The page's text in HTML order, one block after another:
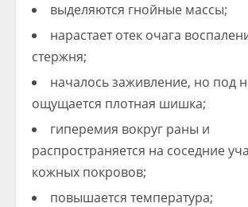
выделяются гнойные массы;
нарастает отек очага
стержня;
началось заживление, но под
ощущается плотная шишка;
гиперемия вокруг раны и
распространяется на соседние
кожных покровов;
повышается температура;